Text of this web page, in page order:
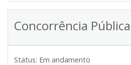
Concorrência
Status: Em andamento